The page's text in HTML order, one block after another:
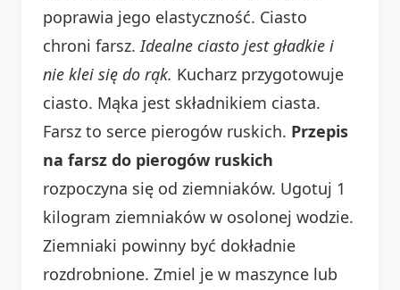
poprawia jego elastyczność. Ciasto
chroni farsz. Idealne ciasto jest gładkie i
nie klei się do rąk. Kucharz przygotowuje
ciasto. Mąka jest składnikiem ciasta.
Farsz to serce pierogów ruskich. Przepis
na farsz do pierogów ruskich
rozpoczyna się od ziemniaków. Ugotuj 1
kilogram ziemniaków w osolonej wodzie.
Ziemniaki powinny być dokładnie
rozdrobnione. Zmiel je w maszynce lub